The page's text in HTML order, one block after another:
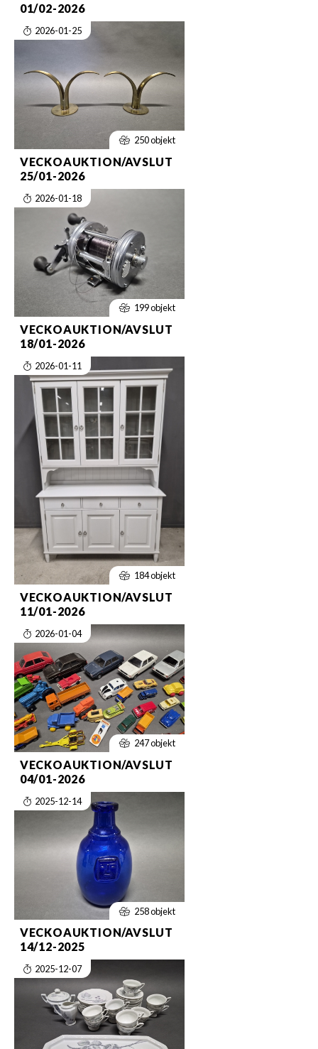
01/02-2026
2026-01-25
250 objekt
VECKOAUKTION/AVSLUT
25/01-2026
2026-01-18
199 objekt
VECKOAUKTION/AVSLUT
18/01-2026
2026-01-11
184 objekt
VECKOAUKTION/AVSLUT
11/01-2026
2026-01-04
247 objekt
VECKOAUKTION/AVSLUT
04/01-2026
2025-12-14
258 objekt
VECKOAUKTION/AVSLUT
14/12-2025
2025-12-07